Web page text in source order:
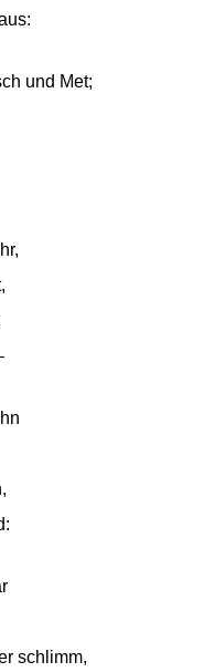
und Met;
schlimm,